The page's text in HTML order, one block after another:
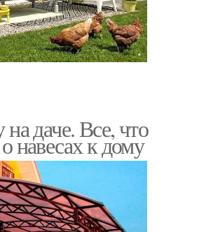
даче. Все, что
навесах к дому